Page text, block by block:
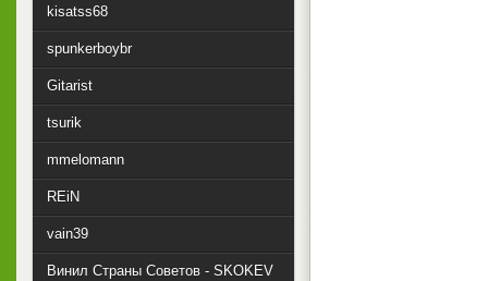
kisatss68
spunkerboybr
Gitarist
tsurik
mmelomann
REiN
vain39
Винил Страны Советов - SKOKEV